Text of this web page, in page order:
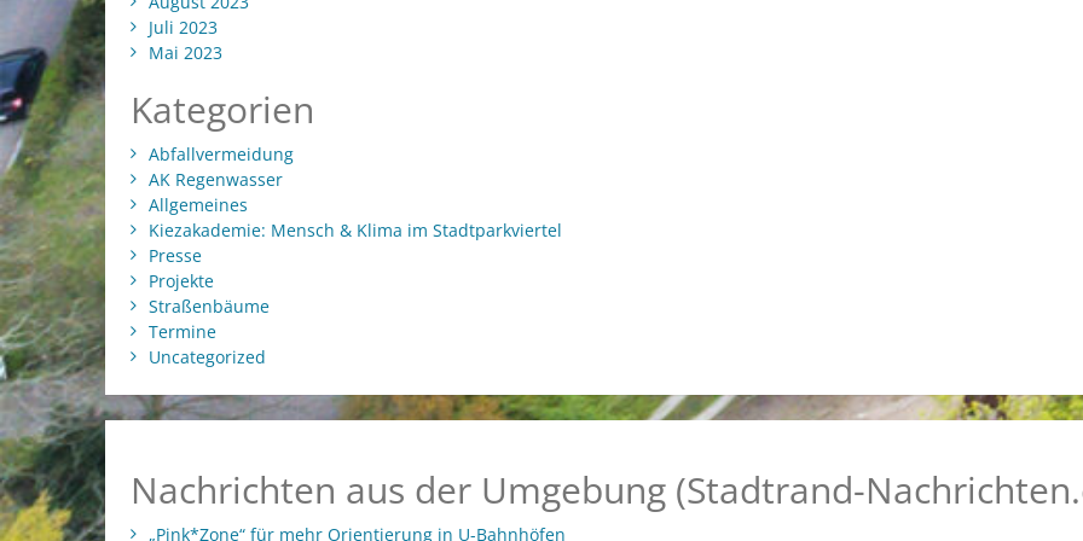
Juli 2023
Mai 2023
Kategorien
Abfallvermeidung
AK Regenwasser
Allgemeines
Kiezakademie: Mensch & Klima im Stadtparkviertel
Presse
Projekte
Straßenbäume
Termine
Uncategorized
Nachrichten aus der Umgebung (Stadtrand-
„Pink*Zone“ für mehr Orientierung in U-Bahnhöfen